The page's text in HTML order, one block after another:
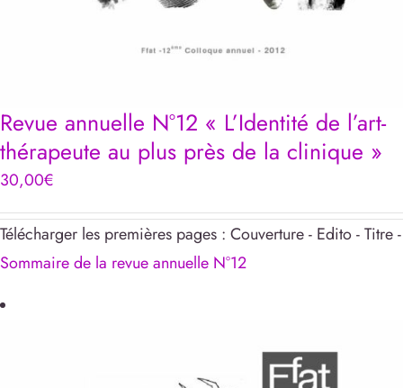
Revue annuelle N°12 « L’Identité de l’art-
thérapeute au plus près de la clinique »
30,00€
Télécharger les premières pages : Couverture - Edito - Titre -
Sommaire de la revue annuelle N°12